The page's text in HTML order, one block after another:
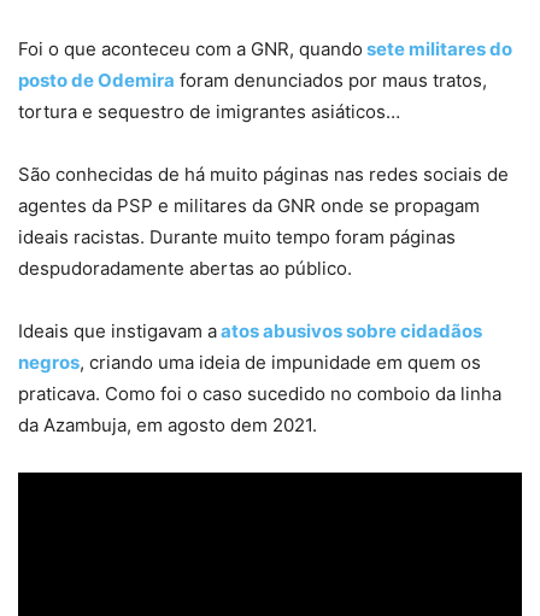
Foi o que aconteceu com a GNR, quando sete militares do
posto de Odemira foram denunciados por maus tratos,
tortura e sequestro de imigrantes asiáticos…
São conhecidas de há muito páginas nas redes sociais de
agentes da PSP e militares da GNR onde se propagam
ideais racistas. Durante muito tempo foram páginas
despudoradamente abertas ao público.
Ideais que instigavam aatos abusivos sobre cidadãos
negros, criando uma ideia de impunidade em quem os
praticava. Como foi o caso sucedido no comboio da linha
da Azambuja, em agosto dem 2021.